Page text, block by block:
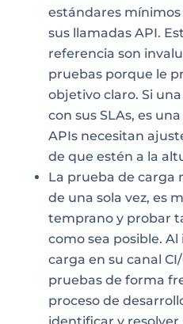
estándares
sus llamadas API.
referencia son
pruebas porque le
objetivo claro. Si
con sus SLAs, es
APIs necesitan
de que estén a la
La prueba de carga
de una sola vez, es
temprano y probar
como sea posible.
carga en su canal
pruebas de forma
proceso de